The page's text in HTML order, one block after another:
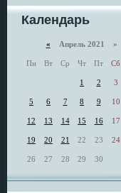
Календарь
« Апрель 2021 »
Пн Вт Ср Чт Пт Сб
1 2 3
5 6 7 8 9 10
12 13 14 15 16 17
19 20 21 22 23 24
26 27 28 29 30